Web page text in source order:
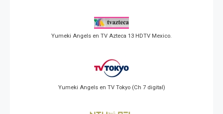
Yumeki Angels en TV Azteca 13 HDTV Mexico.
Yumeki Angels en TV Tokyo (Ch 7 digital)